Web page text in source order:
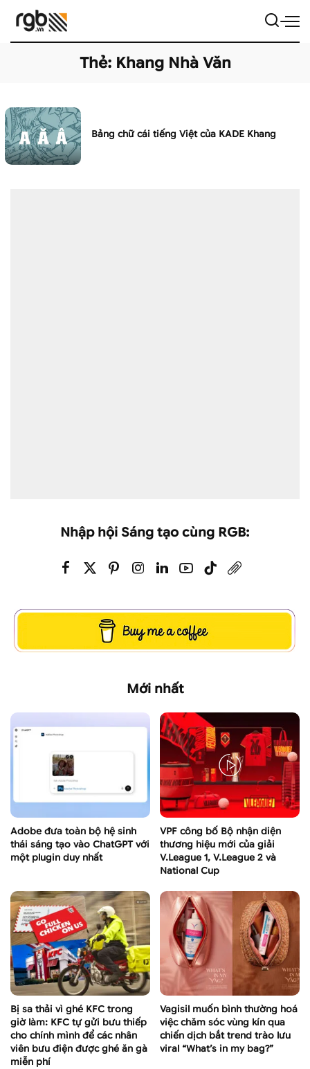
Thẻ: Khang Nhà Văn
Bảng chữ cái tiếng Việt của KADE Khang
Nhập hội Sáng tạo cùng RGB:
Mới nhất
Adobe đưa toàn bộ hệ sinh
thái sáng tạo vào ChatGPT với
một plugin duy nhất
VPF công bố Bộ nhận diện
thương hiệu mới của giải
V.League 1, V.League 2 và
National Cup
Bị sa thải vì ghé KFC trong
giờ làm: KFC tự gửi bưu thiếp
cho chính mình để các nhân
viên bưu điện được ghé ăn gà
miễn phí
Vagisil muốn bình thường hoá
việc chăm sóc vùng kín qua
chiến dịch bắt trend trào lưu
viral “What’s in my bag?”